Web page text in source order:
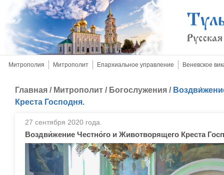
Митрополия Митрополит Епархиальное управление Веневское
Главная / Митрополит / Богослужения /
Креста Господня.
27 сентября 2020 года.
Воздви́жение Честно́го и Животворящего Креста